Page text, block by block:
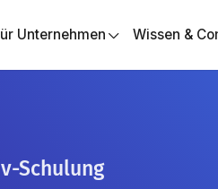
Unternehmen Wissen &
Schulung